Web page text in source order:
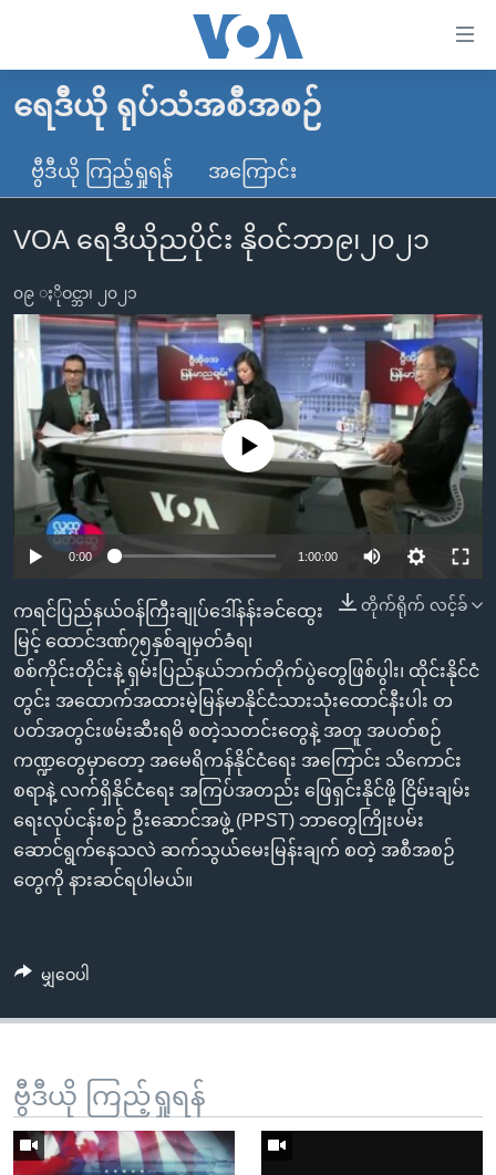
လွယ်ကူ
သည့်
များ
ပင်မ
အကြောင်းအရာ
သို့
ကြည့်
ရန်
ပင်မ
စာမျက်နှာ
ကျော်
ကြည့်
ရန်
ရှာဖွေ
ရန်
နေရာ
သို့
ကျော်
ရန်
မူလစာမျက်နှာ
မြန်မာ
ကမ္ဘာ့သတင်းများ
နိုင်ငံတကာ
တရုတ်
အစ္စရေး-ပါလက်စတိုင်း
ဗွီဒီယို
ရပ်ဝန်းတခု လမ်းတခု အလွန်
အင်္ဂလိပ်စာလေ့လာမယ်
အမေရိကန်သုံးအီဒီယံ
မကြေးမုံရဲ့ အင်္ဂလိပ်စာ
ရုပ်ရှင်ထဲက အင်္ဂလိပ်စာ
သုတပဒေသာ အင်္ဂလိပ်စာ
အပတ်စဉ်ကဏ္ဍများ
ရေဒီယို
တီဗွီ
ရေဒီယိုနှင့်ရုပ်သံ အချက်အလက်များ
ရေဒီယို/တီဗွီအစီအစဉ်
Learning English
ဘာသာစကားများ
ရေဒီယို ရုပ်သံအစီအစဉ်
ဗွီဒီယို ကြည့်ရှုရန် အကြောင်း
VOA ရေဒီယိုညပိုင်း နိုဝင်ဘာ၉၊၂၀၂၁
၀၉ ႏိုဝင္ဘာ၊ ၂၀၂၁
No media source currently available
0:00 1:00:00
တိုက်ရိုက် လင့်ခ်
ကရင်ပြည်နယ်ဝန်ကြီးချုပ်ဒေါ်နန်းခင်ထွေး
မြင့် ထောင်ဒဏ်၇၅နှစ်ချမှတ်ခံရ၊
စစ်ကိုင်းတိုင်းနဲ့ ရှမ်းပြည်နယ်ဘက်တိုက်ပွဲတွေဖြစ်ပွါး၊ ထိုင်းနိုင်ငံ
တွင်း အထောက်အထားမဲ့မြန်မာနိုင်ငံသားသုံးထောင်နီးပါး တ
ပတ်အတွင်းဖမ်းဆီးရမိ စတဲ့သတင်းတွေနဲ့ အတူ အပတ်စဉ်
ကဏ္ဍတွေမှာတော့ အမေရိကန်နိုင်ငံရေး အကြောင်း သိကောင်း
စရာနဲ့ လက်ရှိနိုင်ငံရေး အကြပ်အတည်း ဖြေရှင်းနိုင်ဖို့ ငြိမ်းချမ်း
ရေးလုပ်ငန်းစဉ် ဦးဆောင်အဖွဲ့ (PPST) ဘာတွေကြိုးပမ်း
ဆောင်ရွက်နေသလဲ ဆက်သွယ်မေးမြန်းချက် စတဲ့ အစီအစဉ်
တွေကို နားဆင်ရပါမယ်။
မျှဝေပါ
ဗွီဒီယို ကြည့်ရှုရန်